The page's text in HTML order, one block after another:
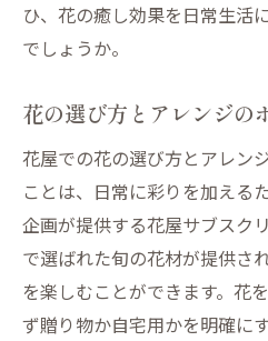
ひ、花の癒し効果を日常生活
でしょうか。
花の選び方とアレンジの
花屋での花の選び方とアレン
ことは、日常に彩りを加える
企画が提供する花屋サブスク
で選ばれた旬の花材が提供さ
を楽しむことができます。花
ず贈り物か自宅用かを明確に